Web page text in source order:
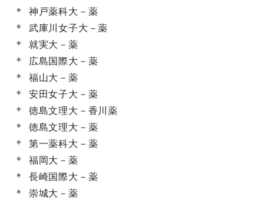
* 神戸薬科大－薬
* 武庫川女子大－薬
* 就実大－薬
* 広島国際大－薬
* 福山大－薬
* 安田女子大－薬
* 徳島文理大－香川薬
* 徳島文理大－薬
* 第一薬科大－薬
* 福岡大－薬
* 長崎国際大－薬
* 崇城大－薬